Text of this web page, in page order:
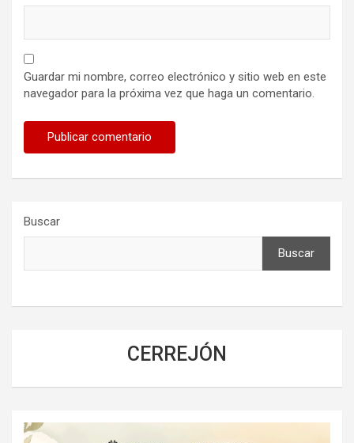
Guardar mi nombre, correo electrónico y sitio web en este
navegador para la próxima vez que haga un comentario.
Buscar
Buscar
CERREJÓN